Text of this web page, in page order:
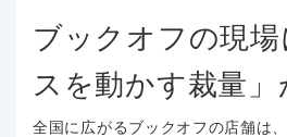
ブックオフの現場
スを動かす裁量」
全国に広がるブックオフの店舗は